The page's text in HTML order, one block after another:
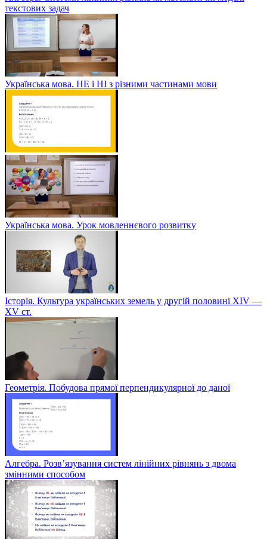
текстових задач
Українська мова. НЕ і НІ з різними частинами мови
Українська мова. Урок мовленнєвого розвитку
Історія. Культура українських земель у другій половині XIV —
XV ст.
Геометрія. Побудова прямої перпендикулярної до даної
Алгебра. Розв’язування систем лінійних рівнянь з двома
змінними способом